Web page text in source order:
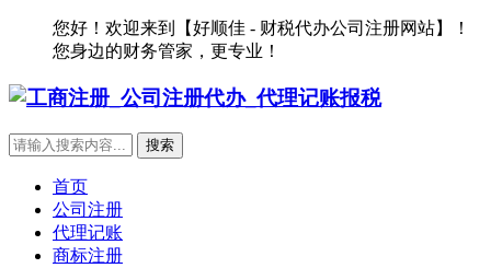
您好！欢迎来到【好顺佳 - 财税代办公司注册网站】！
您身边的财务管家，更专业！
首页
公司注册
代理记账
商标注册